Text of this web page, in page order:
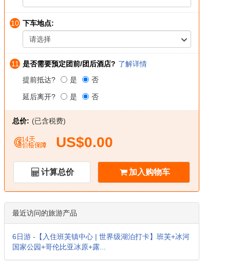
10 下车地点:
请选择
11 是否需要预定团前/团后酒店? 了解详情
提前抵达?
是 否
延后离开? 是 否
总价: (已含税费)
US$0.00
计算总价 加入购物车
最近访问的旅游产品
6日游 -【入住班芙镇中心 | 世界级湖泊打卡】班芙+冰河
国家公园+哥伦比亚冰原+露...